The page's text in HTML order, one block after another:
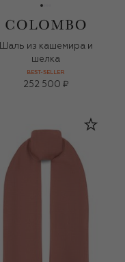
Шаль из кашемира и
шелка
BEST-SELLER
252 500 ₽